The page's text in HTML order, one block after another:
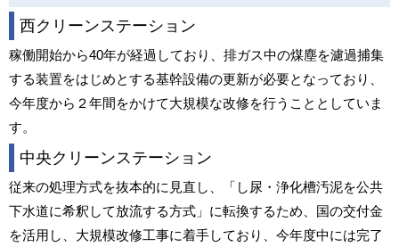
西クリーンステーション
稼働開始から40年が経過しており、排ガス中の煤塵を濾過捕集
する装置をはじめとする基幹設備の更新が必要となっており、
今年度から２年間をかけて大規模な改修を行うこととしていま
す。
中央クリーンステーション
従来の処理方式を抜本的に見直し、「し尿・浄化槽汚泥を公共
下水道に希釈して放流する方式」に転換するため、国の交付金
を活用し、大規模改修工事に着手しており、今年度中には完了